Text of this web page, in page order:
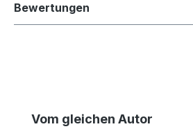
Bewertungen
Produktgalerie überspringen
Vom gleichen Autor